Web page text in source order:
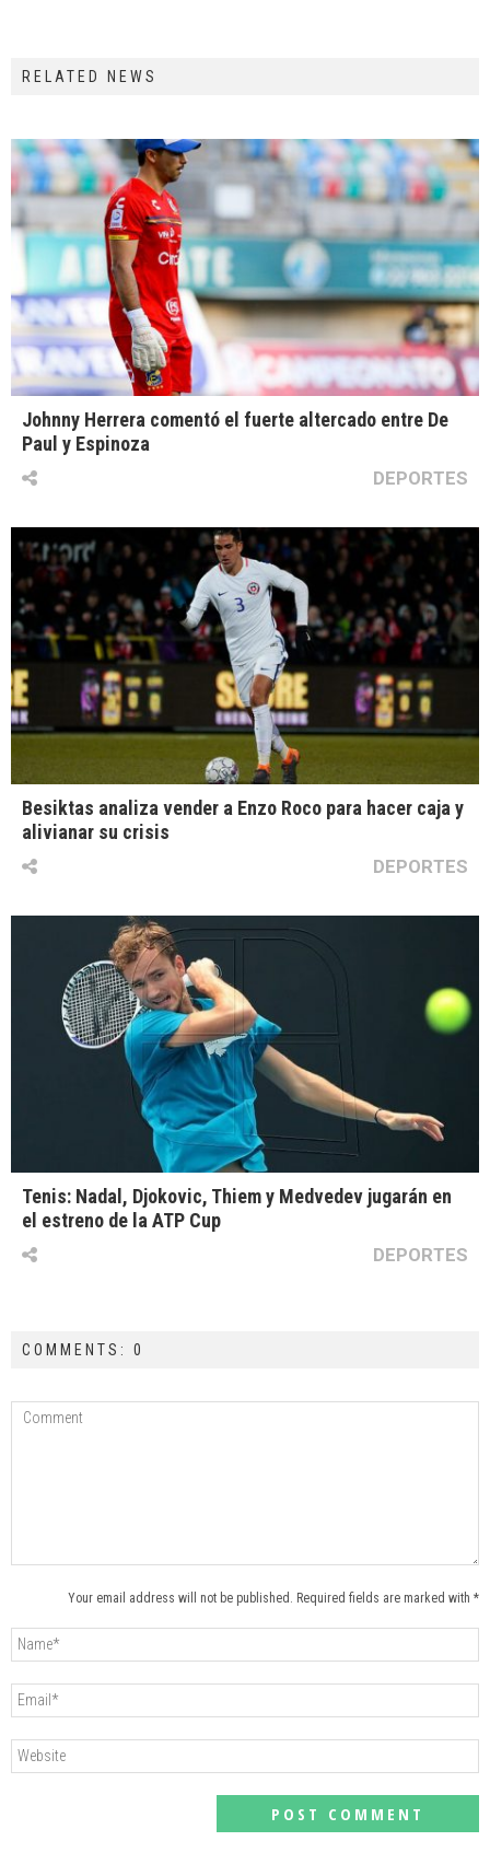
RELATED NEWS
Johnny Herrera comentó el fuerte altercado entre De
Paul y Espinoza
DEPORTES
Besiktas analiza vender a Enzo Roco para hacer caja y
alivianar su crisis
DEPORTES
Tenis: Nadal, Djokovic, Thiem y Medvedev jugarán en
el estreno de la ATP Cup
DEPORTES
COMMENTS: 0
Your email address will not be published. Required fields are marked with *